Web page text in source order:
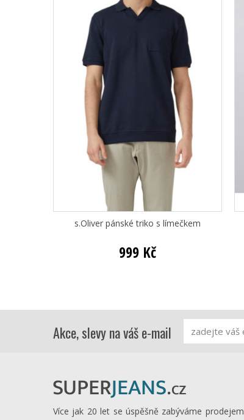
s.Oliver pánské triko s límečkem
999 Kč
Akce, slevy na váš e-mail
Více jak 20 let se úspěšně zabýváme